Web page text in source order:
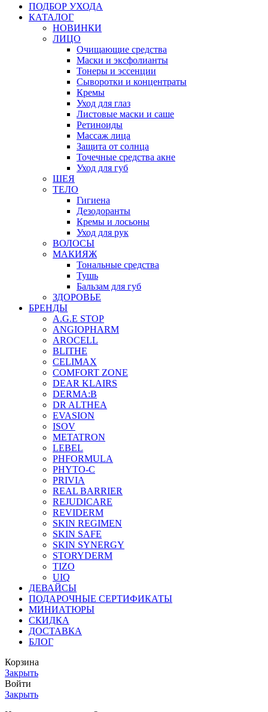
ПОДБОР УХОДА
КАТАЛОГ
НОВИНКИ
ЛИЦО
Очищающие средства
Маски и эксфолианты
Тонеры и эссенции
Сыворотки и концентраты
Кремы
Уход для глаз
Листовые маски и саше
Ретиноиды
Массаж лица
Защита от солнца
Точечные средства акне
Уход для губ
ШЕЯ
ТЕЛО
Гигиена
Дезодоранты
Кремы и лосьоны
Уход для рук
ВОЛОСЫ
МАКИЯЖ
Тональные средства
Тушь
Бальзам для губ
ЗДОРОВЬЕ
БРЕНДЫ
A.G.E STOP
ANGIOPHARM
AROCELL
BLITHE
CELIMAX
COMFORT ZONE
DEAR KLAIRS
DERMA:B
DR ALTHEA
EVASION
ISOV
METATRON
LEBEL
PHFORMULA
PHYTO-C
PRIVIA
REAL BARRIER
REJUDICARE
REVIDERM
SKIN REGIMEN
SKIN SAFE
SKIN SYNERGY
STORYDERM
TIZO
UIQ
ДЕВАЙСЫ
ПОДАРОЧНЫЕ СЕРТИФИКАТЫ
МИНИАТЮРЫ
СКИДКА
ДОСТАВКА
БЛОГ
Корзина
Закрыть
Войти
Закрыть